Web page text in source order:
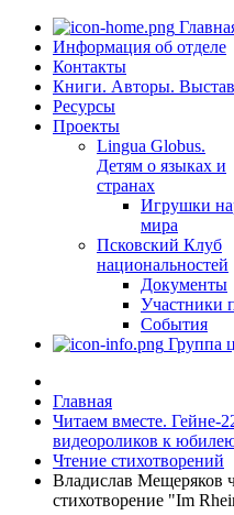
Информация об отделе
Контакты
Книги. Авторы.
Ресурсы
Проекты
Lingua Globus.
Детям о языках и
странах
Игрушки
мира
Псковский Клуб
национальностей
Документы
Участники
События
Группа
Главная
Читаем вместе. Гейне-
видеороликов к
Чтение стихотворений
Владислав Мещеряков
стихотворение "Im